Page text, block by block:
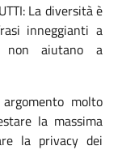
La diversità è
inneggianti a
non aiutano a
argomento molto
la massima
la privacy dei